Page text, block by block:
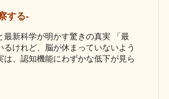
する-
新科学が明かす驚きの真実 「最
けれど、脳が休まっていないよう
、認知機能にわずかな低下が見ら